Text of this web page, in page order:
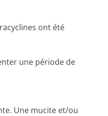
ont été
une période de
Une mucite et/ou